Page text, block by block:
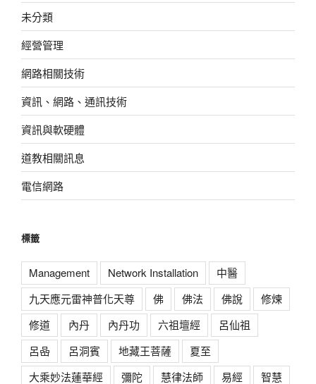
未分類
經營管理
網路相關技術
資訊、網路、通訊技術
資訊與軟硬體
道教相關訊息
電信網路
標籤
Management Network Installation
中醫
九天應元雷神普化天尊
佛 佛法 佛說
修煉
修道
內丹 內丹功 六祖壇經
呂仙祖
呂喦
呂洞賓 地藏王菩薩
夏至
大乘妙法蓮華經
彌陀 慧律法師 易經 智慧